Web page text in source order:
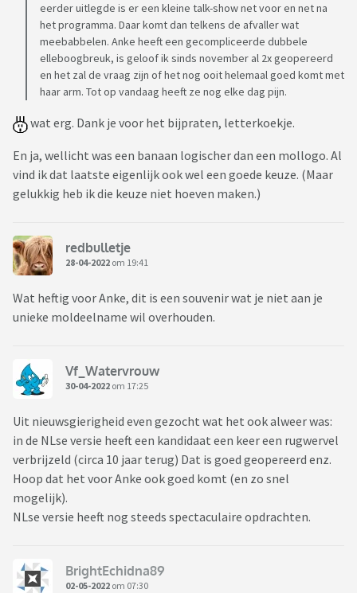
eerder uitlegde is er een kleine talk-show net voor en net na
het programma. Daar komt dan telkens de afvaller wat
meebabbelen. Anke heeft een gecompliceerde dubbele
elleboogbreuk, is geloof ik sinds november al 2x geopereerd
en het zal de vraag zijn of het nog ooit helemaal goed komt met
haar arm. Tot op vandaag heeft ze nog elke dag pijn.
wat erg. Dank je voor het bijpraten, letterkoekje.
En ja, wellicht was een banaan logischer dan een mollogo. Al
vind ik dat laatste eigenlijk ook wel een goede keuze. (Maar
gelukkig heb ik die keuze niet hoeven maken.)
redbulletje
28-04-2022 om 19:41
Wat heftig voor Anke, dit is een souvenir wat je niet aan je
unieke moldeelname wil overhouden.
Vf_Watervrouw
30-04-2022 om 17:25
Uit nieuwsgierigheid even gezocht wat het ook alweer was:
in de NLse versie heeft een kandidaat een keer een rugwervel
verbrijzeld (circa 10 jaar terug) Dat is goed geopereerd enz.
Hoop dat het voor Anke ook goed komt (en zo snel
mogelijk).
NLse versie heeft nog steeds spectaculaire opdrachten.
BrightEchidna89
02-05-2022 om 07:30